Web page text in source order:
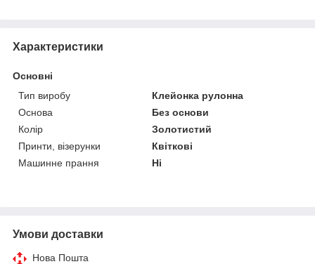
Характеристики
Основні
Тип виробу
Клейонка рулонна
Основа
Без основи
Колір
Золотистий
Принти, візерунки
Квіткові
Машинне прання
Ні
Умови доставки
Нова Пошта